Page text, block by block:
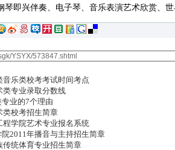
琴即兴伴奏、电子琴、音乐表演艺术欣赏、
乐类校考考试时间考点
类专业录取分数线
业的7个理由
类校考招生简章
学院艺术专业报名系统
2011年播音与主持招生简章
传统体育专业招生简章